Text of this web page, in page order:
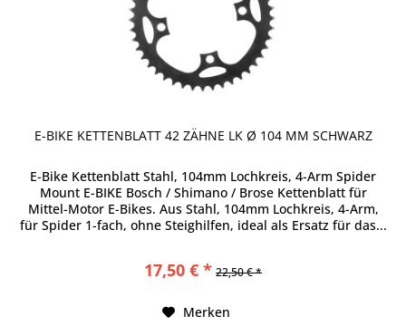
E-BIKE KETTENBLATT 42 ZÄHNE LK Ø 104 MM SCHWARZ
E-Bike Kettenblatt Stahl, 104mm Lochkreis, 4-Arm Spider
Mount E-BIKE Bosch / Shimano / Brose Kettenblatt für
Mittel-Motor E-Bikes. Aus Stahl, 104mm Lochkreis, 4-Arm,
für Spider 1-fach, ohne Steighilfen, ideal als Ersatz für das...
17,50 € * 22,50 € *
Merken